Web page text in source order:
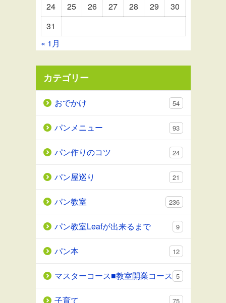
24
25 26 27 28 29
30
31
« 1月
カテゴリー
おでかけ 54
パンメニュー 93
パン作りのコツ 24
パン屋巡り 21
パン教室 236
パン教室Leafが出来るまで 9
パン本 12
マスターコース■教室開業コース 5
子育て 75